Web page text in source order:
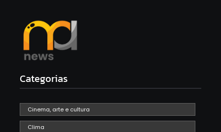
Categorias
Cinema, arte e cultura
Clima